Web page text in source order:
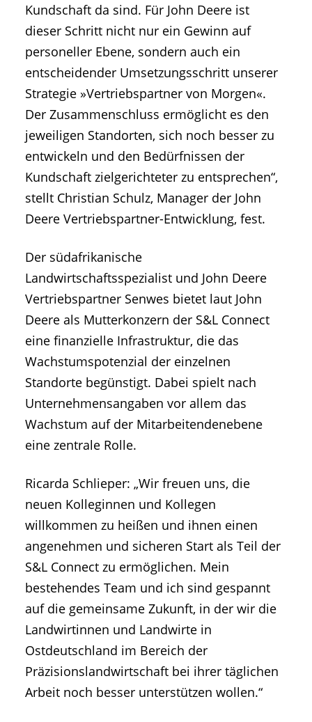
Kundschaft da sind. Für John Deere ist
dieser Schritt nicht nur ein Gewinn auf
personeller Ebene, sondern auch ein
entscheidender Umsetzungsschritt unserer
Strategie »Vertriebspartner von Morgen«.
Der Zusammenschluss ermöglicht es den
jeweiligen Standorten, sich noch besser zu
entwickeln und den Bedürfnissen der
Kundschaft zielgerichteter zu entsprechen“,
stellt Christian Schulz, Manager der John
Deere Vertriebspartner-Entwicklung, fest.
Der südafrikanische
Landwirtschaftsspezialist und John Deere
Vertriebspartner Senwes bietet laut John
Deere als Mutterkonzern der S&L Connect
eine finanzielle Infrastruktur, die das
Wachstumspotenzial der einzelnen
Standorte begünstigt. Dabei spielt nach
Unternehmensangaben vor allem das
Wachstum auf der Mitarbeitendenebene
eine zentrale Rolle.
Ricarda Schlieper: „Wir freuen uns, die
neuen Kolleginnen und Kollegen
willkommen zu heißen und ihnen einen
angenehmen und sicheren Start als Teil der
S&L Connect zu ermöglichen. Mein
bestehendes Team und ich sind gespannt
auf die gemeinsame Zukunft, in der wir die
Landwirtinnen und Landwirte in
Ostdeutschland im Bereich der
Präzisionslandwirtschaft bei ihrer täglichen
Arbeit noch besser unterstützen wollen.“